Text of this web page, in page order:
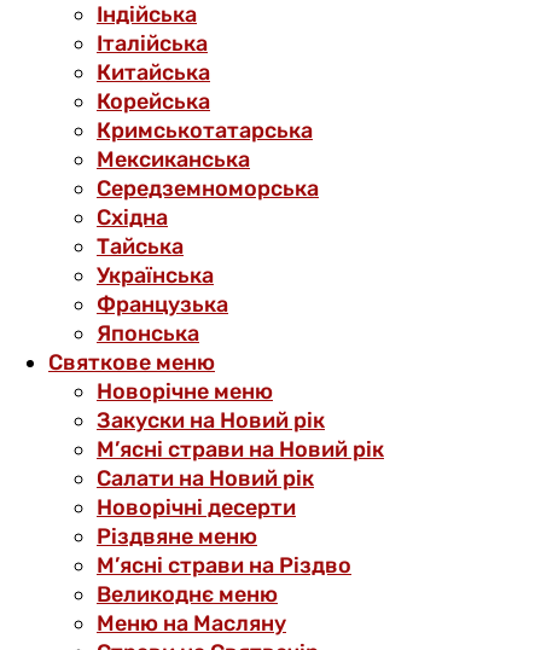
Індійська
Італійська
Китайська
Корейська
Кримськотатарська
Мексиканська
Середземноморська
Східна
Тайська
Українська
Французька
Японська
Святкове меню
Новорічне меню
Закуски на Новий рік
М’ясні страви на Новий рік
Салати на Новий рік
Новорічні десерти
Різдвяне меню
М’ясні страви на Різдво
Великоднє меню
Меню на Масляну